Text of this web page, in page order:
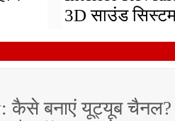
3D साउंड
कैसे बनाएं यूट्यूब चैनल?